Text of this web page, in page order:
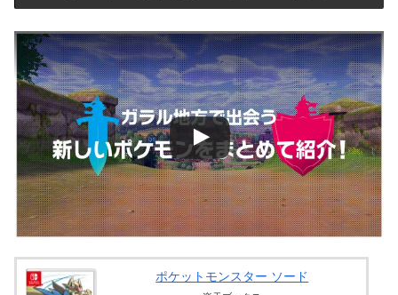
ポケットモンスター ソード